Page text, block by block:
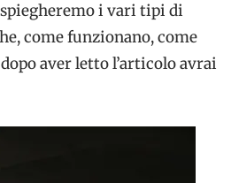
i vari tipi di
come funzionano, come
aver letto l’articolo avrai